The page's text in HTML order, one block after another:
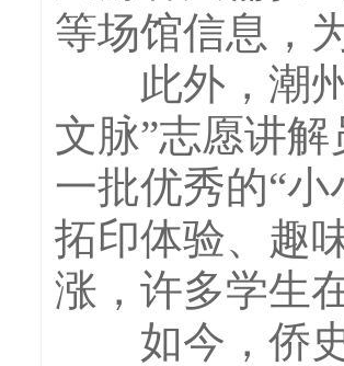
等场馆信息，
此外，潮州
文脉”志愿讲
一批优秀的“
拓印体验、趣
涨，许多学生
如今，侨史